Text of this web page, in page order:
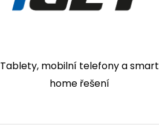
Tablety, mobilní telefony a smart
home řešení